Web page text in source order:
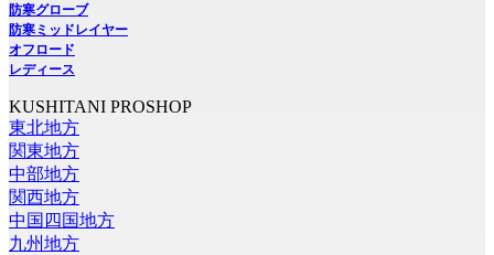
防寒グローブ
防寒ミッドレイヤー
オフロード
レディース
KUSHITANI PROSHOP
東北地方
関東地方
中部地方
関西地方
中国四国地方
九州地方